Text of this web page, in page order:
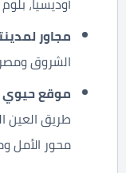
مجاور
الشروق
موقع
طريق العين
محور الأمل